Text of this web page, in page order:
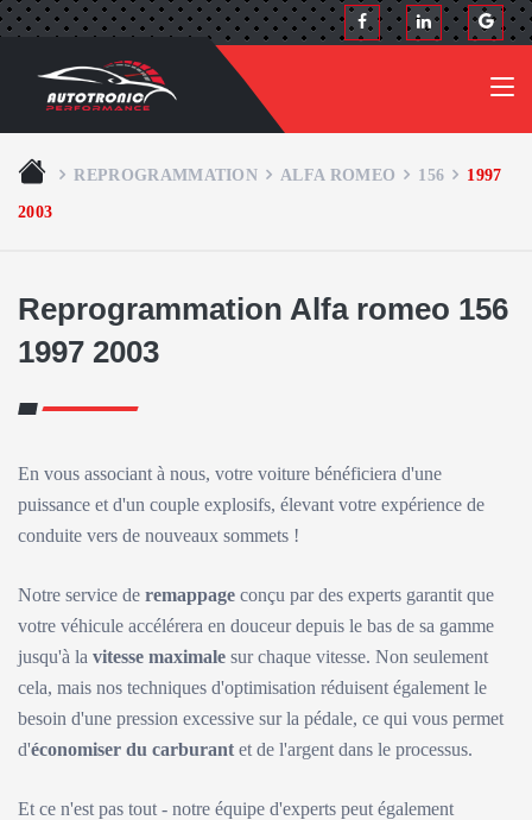
REPROGRAMMATION ALFA ROMEO 156
1997
2003
Reprogrammation Alfa romeo 156
1997 2003
En vous associant à nous, votre voiture bénéficiera d'une
puissance et d'un couple explosifs, élevant votre expérience de
conduite vers de nouveaux sommets !
Notre service de remappage conçu par des experts garantit que
votre véhicule accélérera en douceur depuis le bas de sa gamme
jusqu'à la vitesse maximale sur chaque vitesse. Non seulement
cela, mais nos techniques d'optimisation réduisent également le
besoin d'une pression excessive sur la pédale, ce qui vous permet
d'économiser du carburant et de l'argent dans le processus.
Et ce n'est pas tout - notre équipe d'experts peut également